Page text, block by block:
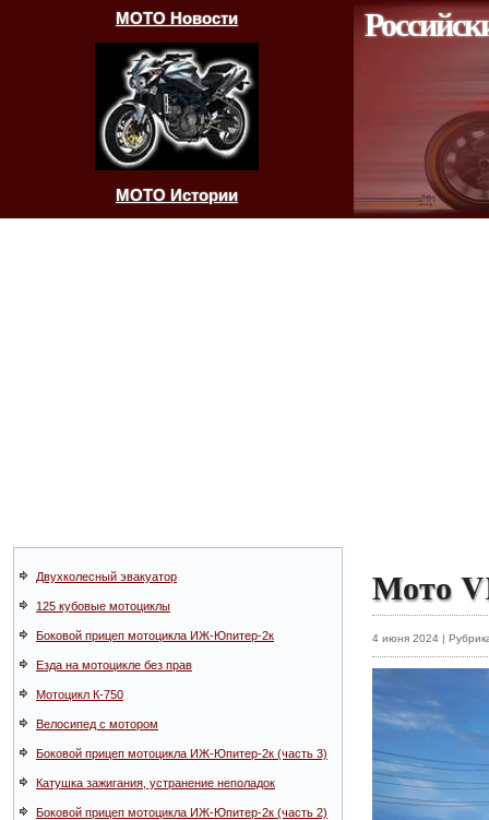
МОТО Новости
МОТО Истории
Двухколесный эвакуатор
125 кубовые мотоциклы
Боковой прицеп мотоцикла ИЖ-Юпитер-2к
Езда на мотоцикле без прав
Мотоцикл К-750
Велосипед с мотором
Боковой прицеп мотоцикла ИЖ-Юпитер-2к (часть 3)
Катушка зажигания, устранение неполадок
Боковой прицеп мотоцикла ИЖ-Юпитер-2к (часть 2)
Мото
4 июня 2024 |